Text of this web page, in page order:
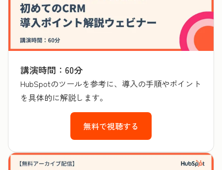
講演時間：60分
HubSpotのツールを参考に、導入の手順やポイント
を具体的に解説します。
無料で視聴する